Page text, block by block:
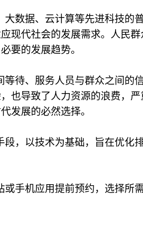
数据、云计算等先进科技的
现代社会的发展需求。人民
要的发展趋势。
待、服务人员与群众之间的
也导致了人力资源的浪费，
发展的必然选择。
，以技术为基础，旨在优化
手机应用提前预约，选择所